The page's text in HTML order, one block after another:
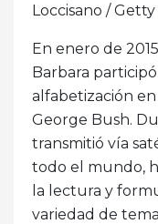
Loccisano /
En enero de
Barbara
alfabetización
George Bush.
transmitió vía
todo el mundo,
la lectura y
variedad de